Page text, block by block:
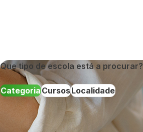
Que tipo de escola está a procurar?
CategoriaCursosLocalidade